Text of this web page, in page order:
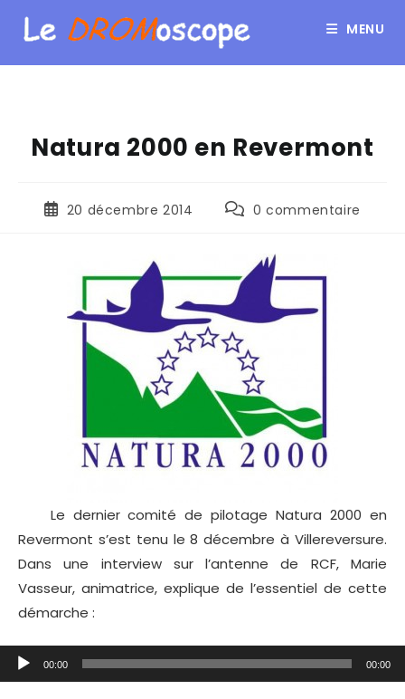
MENU
Natura 2000 en Revermont
20 décembre 2014 0 commentaire
Le dernier comité de pilotage Natura 2000 en
Revermont s’est tenu le 8 décembre à Villereversure.
Dans une interview sur l’antenne de RCF, Marie
Vasseur, animatrice, explique de l’essentiel de cette
démarche :
Lecteur
audio
00:00 00:00